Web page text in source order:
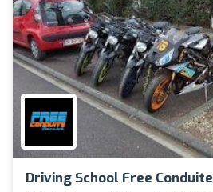
Driving School Free Conduite